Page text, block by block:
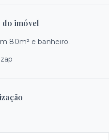
imóvel
80m² e banheiro.